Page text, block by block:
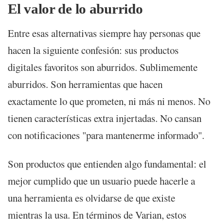
El valor de lo aburrido
Entre esas alternativas siempre hay personas que
hacen la siguiente confesión: sus productos
digitales favoritos son aburridos. Sublimemente
aburridos. Son herramientas que hacen
exactamente lo que prometen, ni más ni menos. No
tienen características extra injertadas. No cansan
con notificaciones "para mantenerme informado".
Son productos que entienden algo fundamental: el
mejor cumplido que un usuario puede hacerle a
una herramienta es olvidarse de que existe
mientras la usa. En términos de Varian, estos